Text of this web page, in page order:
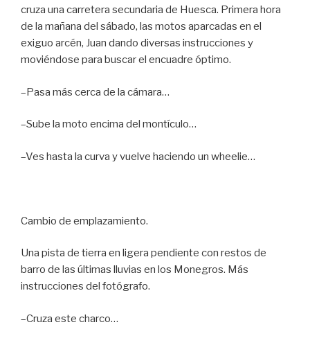
cruza una carretera secundaria de Huesca. Primera hora
de la mañana del sábado, las motos aparcadas en el
exiguo arcén, Juan dando diversas instrucciones y
moviéndose para buscar el encuadre óptimo.
–Pasa más cerca de la cámara…
–Sube la moto encima del montículo…
–Ves hasta la curva y vuelve haciendo un wheelie…
Cambio de emplazamiento.
Una pista de tierra en ligera pendiente con restos de
barro de las últimas lluvias en los Monegros. Más
instrucciones del fotógrafo.
–Cruza este charco…